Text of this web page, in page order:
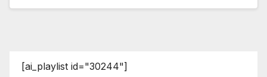
[ai_playlist id="30244"]